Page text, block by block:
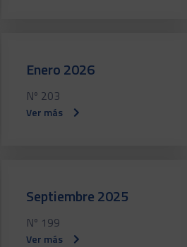
Enero 2026
Nº 203
Ver más
Septiembre 2025
Nº 199
Ver más